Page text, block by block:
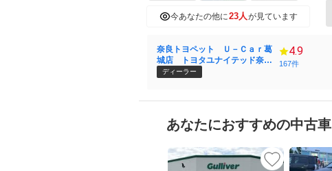
今あなたの他に23人が見ています
奈良トヨペット Ｕ－Ｃａｒ葛
城店 トヨタユナイテッド奈良
（株）
ディーラー
4.9
167件
あなたにおすすめの中古車